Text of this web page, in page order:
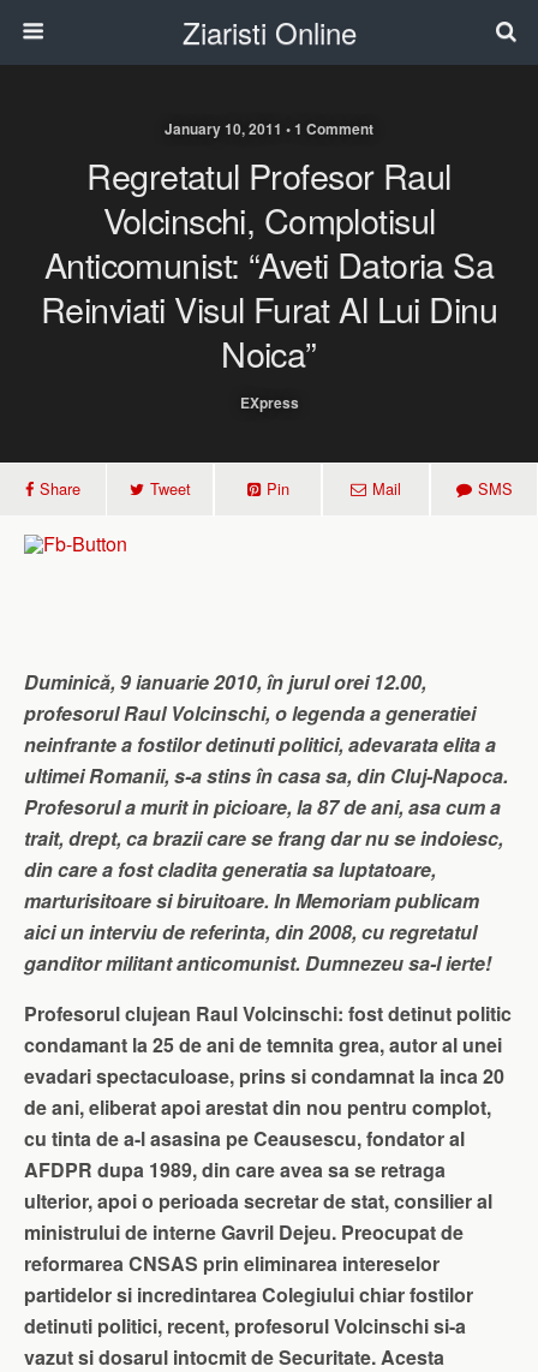
Ziaristi Online
January 10, 2011 • 1 Comment
Regretatul Profesor Raul
Volcinschi, Complotisul
Anticomunist: “Aveti Datoria Sa
Reinviati Visul Furat Al Lui Dinu
Noica”
EXpress
Share Tweet Pin Mail SMS
Duminică, 9 ianuarie 2010, în jurul orei 12.00,
profesorul Raul Volcinschi, o legenda a generatiei
neinfrante a fostilor detinuti politici, adevarata elita a
ultimei Romanii, s-a stins în casa sa, din Cluj-Napoca.
Profesorul a murit in picioare, la 87 de ani, asa cum a
trait, drept, ca brazii care se frang dar nu se indoiesc,
din care a fost cladita generatia sa luptatoare,
marturisitoare si biruitoare. In Memoriam publicam
aici un interviu de referinta, din 2008, cu regretatul
ganditor militant anticomunist. Dumnezeu sa-l ierte!
Profesorul clujean Raul Volcinschi: fost detinut politic
condamant la 25 de ani de temnita grea, autor al unei
evadari spectaculoase, prins si condamnat la inca 20
de ani, eliberat apoi arestat din nou pentru complot,
cu tinta de a-l asasina pe Ceausescu, fondator al
AFDPR dupa 1989, din care avea sa se retraga
ulterior, apoi o perioada secretar de stat, consilier al
ministrului de interne Gavril Dejeu. Preocupat de
reformarea CNSAS prin eliminarea intereselor
partidelor si incredintarea Colegiului chiar fostilor
detinuti politici, recent, profesorul Volcinschi si-a
vazut si dosarul intocmit de Securitate. Acesta